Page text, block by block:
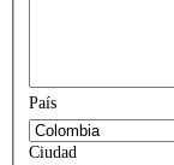
País
Ciudad